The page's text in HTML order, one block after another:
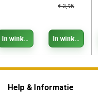
In winkelwagen
€ 3,95
In winkelwagen
Help & Informatie